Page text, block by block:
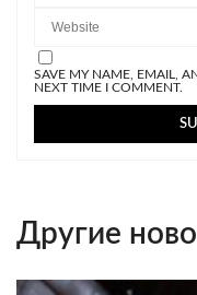
SAVE MY NAME, EMAIL,
NEXT TIME I COMMENT.
Другие